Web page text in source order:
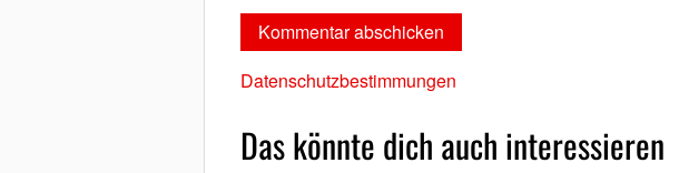
Datenschutzbestimmungen
Das könnte dich auch interessieren